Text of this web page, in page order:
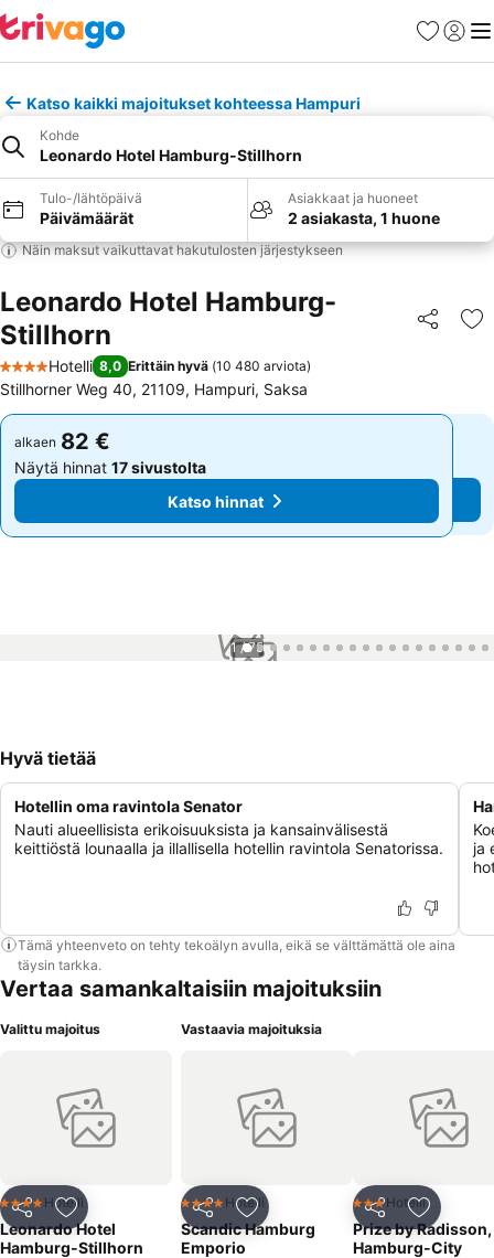
Suosikit
Katso kaikki majoitukset kohteessa Hampuri
Kohde
Leonardo Hotel Hamburg-Stillhorn
Tulo-/lähtöpäivä
Päivämäärät
Asiakkaat ja huoneet
2 asiakasta, 1 huone
Näin maksut vaikuttavat hakutulosten järjestykseen
Leonardo Hotel Hamburg-
Stillhorn
Jaa
4 Tähtiluokitus
Hotelli 8,0 Erittäin hyvä (10 480 arviota)
Stillhorner Weg 40, 21109, Hampuri, Saksa
alkaen 82 €
Näytä hinnat 17 sivustolta
Katso hinnat
alkaen 82 €
Näytä hinnat 17 sivustolta
Katso hinnat
1 / 75
Hyvä tietää
Hotellin oma ravintola Senator
Nauti alueellisista erikoisuuksista ja kansainvälisestä
keittiöstä lounaalla ja illallisella hotellin ravintola Senatorissa.
ja
Tämä yhteenveto on tehty tekoälyn avulla, eikä se välttämättä ole aina
täysin tarkka.
Vertaa samankaltaisiin majoituksiin
Valittu majoitus
Jaa Lisää suosikkeihin
4 Tähtiluokitus
Hotelli
Leonardo Hotel
Hamburg-Stillhorn
Vastaavia majoituksia
Jaa Lisää suosikkeihin
4 Tähtiluokitus
Hotelli
Scandic Hamburg
Emporio
Jaa Lisää
3 Tähtiluokitus
Hotelli
Prize by Radisson,
Hamburg-City